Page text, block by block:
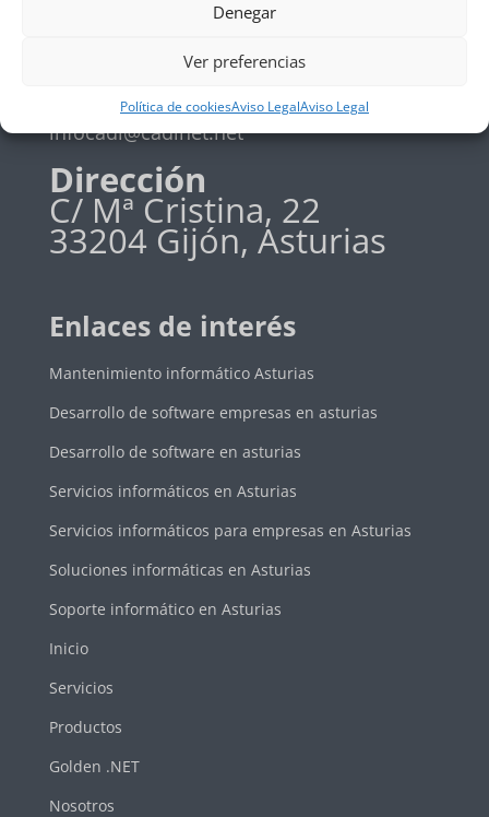
Denegar
Ver preferencias
Política de cookiesAviso LegalAviso Legal
Email
infocadi@cadinet.net
Dirección
C/ Mª Cristina, 22
33204 Gijón, Asturias
Enlaces de interés
Mantenimiento informático Asturias
Desarrollo de software empresas en asturias
Desarrollo de software en asturias
Servicios informáticos en Asturias
Servicios informáticos para empresas en Asturias
Soluciones informáticas en Asturias
Soporte informático en Asturias
Inicio
Servicios
Productos
Golden .NET
Nosotros